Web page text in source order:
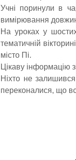
Учні поринули в
вимірювання
На уроках у
тематичній
місто Пі.
Цікаву інформацію
Ніхто не
переконалися, що